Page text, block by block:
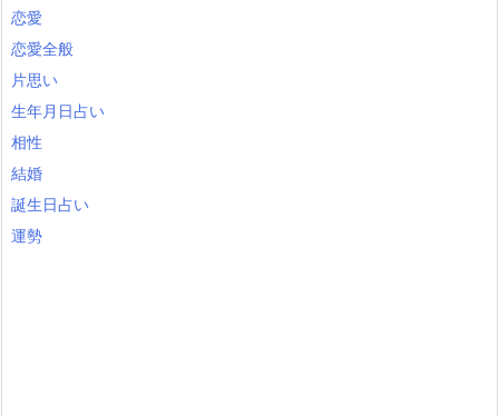
恋愛
恋愛全般
片思い
生年月日占い
相性
結婚
誕生日占い
運勢